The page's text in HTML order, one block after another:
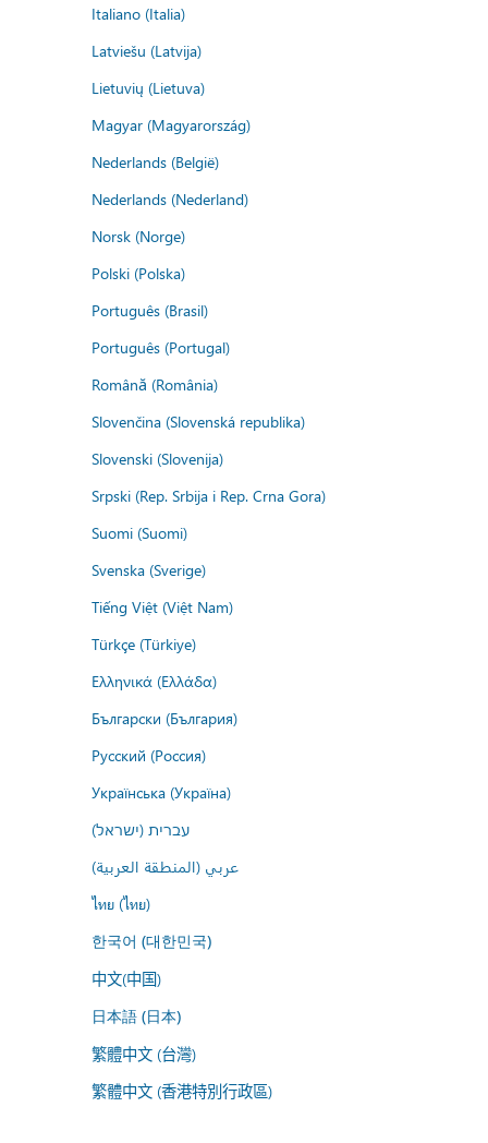
Italiano (Italia)
Latviešu (Latvija)
Lietuvių (Lietuva)
Magyar (Magyarország)
Nederlands (België)
Nederlands (Nederland)
Norsk (Norge)
Polski (Polska)
Português (Brasil)
Português (Portugal)
Română (România)
Slovenčina (Slovenská republika)
Slovenski (Slovenija)
Srpski (Rep. Srbija i Rep. Crna Gora)
Suomi (Suomi)
Svenska (Sverige)
Tiếng Việt (Việt Nam)
Türkçe (Türkiye)
Ελληνικά (Ελλάδα)
Български (България)
Русский (Россия)
Українська (Україна)
עברית (ישראל)
عربي (المنطقة العربية)
ไทย (ไทย)
한국어 (대한민국)
中文(中国)
日本語 (日本)
繁體中文 (台灣)
繁體中文 (香港特別行政區)